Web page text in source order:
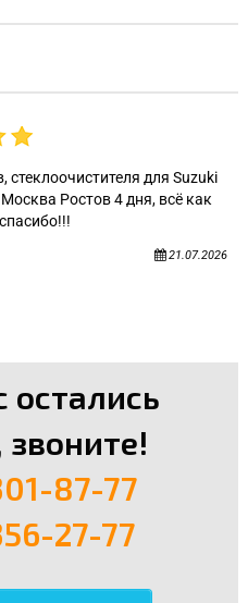
стеклоочистителя для Suzuki
Ростов 4 дня, всё как
21.07.2026
остались
87-77
27-77